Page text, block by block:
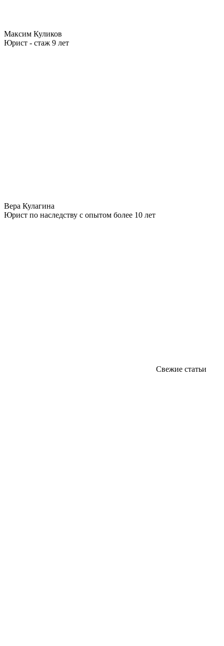
Максим Куликов
Юрист - стаж 9 лет
Вера Кулагина
Юрист по наследству с опытом более 10 лет
Свежие статьи